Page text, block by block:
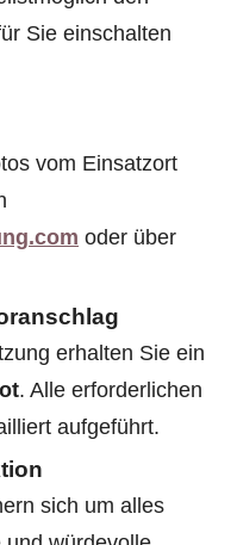
Sie einschalten
vom Einsatzort
oder über
erhalten Sie ein
. Alle erforderlichen
aufgeführt.
sich um alles